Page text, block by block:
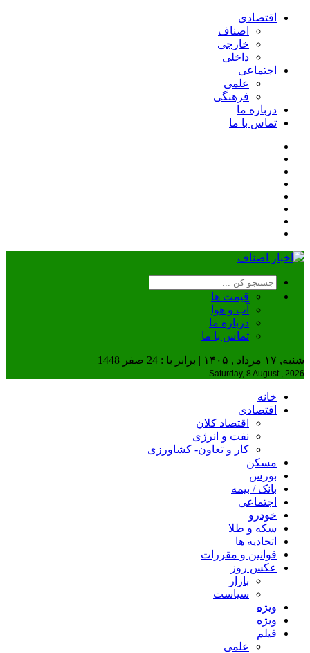
اقتصادی
اصناف
خارجی
داخلی
اجتماعی
علمی
فرهنگی
درباره ما
تماس با ما
قیمت ها
آب و هوا
درباره ما
تماس با ما
شنبه, ۱۷ مرداد , ۱۴۰۵ | برابر با : 24 صفر 1448
Saturday, 8 August , 2026
خانه
اقتصادی
اقتصاد کلان
نفت و انرژی
کار و تعاون- کشاورزی
مسکن
بورس
بانک / بیمه
اجتماعی
خودرو
سکه و طلا
اتحادیه ها
قوانین و مقررات
عکس روز
بازار
سیاست
ویژه
ویژه
فیلم
علمی